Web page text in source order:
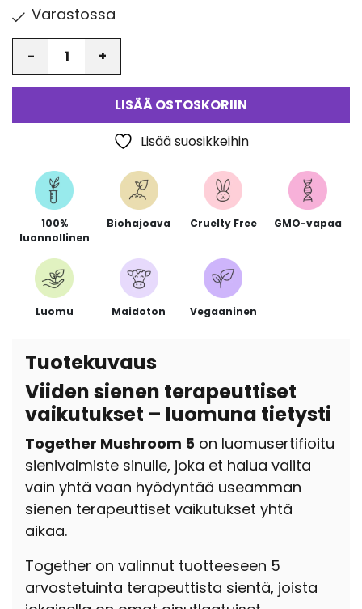
Varastossa
LISÄÄ OSTOSKORIIN
Lisää suosikkeihin
100%
luonnollinen
Biohajoava Cruelty Free GMO-vapaa
Luomu Maidoton Vegaaninen
Tuotekuvaus
Viiden sienen terapeuttiset
vaikutukset – luomuna tietysti
Together Mushroom 5 on luomusertifioitu
sienivalmiste sinulle, joka et halua valita
vain yhtä vaan hyödyntää useamman
sienen terapeuttiset vaikutukset yhtä
aikaa.
Together on valinnut tuotteeseen 5
arvostetuinta terapeuttista sientä, joista